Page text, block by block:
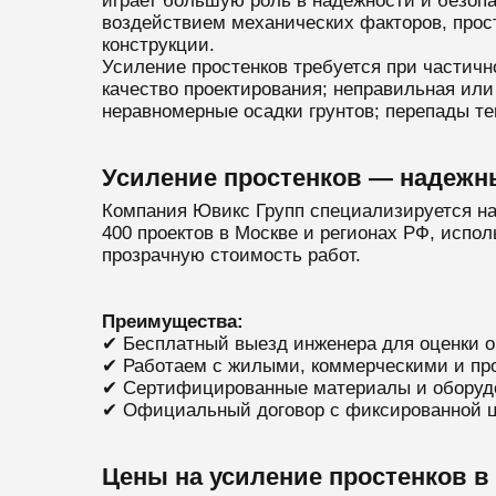
воздействием механических факторов,
конструкции.
Усиление простенков требуется при
качество проектирования; неправильная
неравномерные осадки грунтов; перепады
Усиление простенков —
Компания Ювикс Групп специализируется
400 проектов в Москве и регионах РФ,
прозрачную стоимость работ.
Преимущества:
✔ Бесплатный выезд инженера для оценки
✔ Работаем с жилыми, коммерческими и
✔ Сертифицированные материалы и
✔ Официальный договор с фиксированной
Цены на усиление простенков